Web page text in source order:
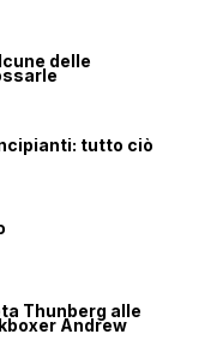
delle
tutto ciò
Thunberg alle
Andrew